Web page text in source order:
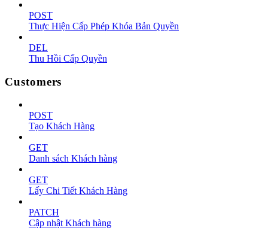
POST
Thực Hiện Cấp Phép Khóa Bản Quyền
DEL
Thu Hồi Cấp Quyền
Customers
POST
Tạo Khách Hàng
GET
Danh sách Khách hàng
GET
Lấy Chi Tiết Khách Hàng
PATCH
Cập nhật Khách hàng